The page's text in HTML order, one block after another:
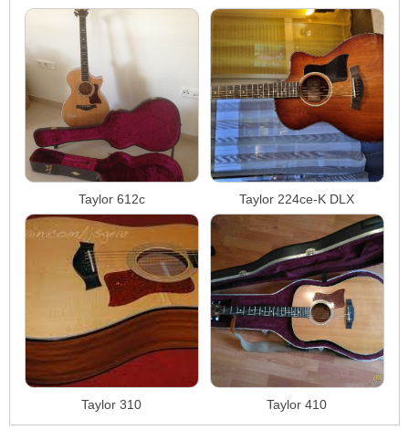
Taylor 612c Taylor 224ce-K DLX
Taylor 310 Taylor 410